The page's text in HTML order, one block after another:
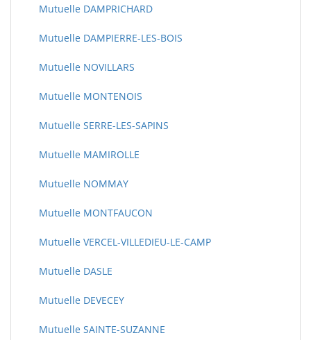
Mutuelle DAMPRICHARD
Mutuelle DAMPIERRE-LES-BOIS
Mutuelle NOVILLARS
Mutuelle MONTENOIS
Mutuelle SERRE-LES-SAPINS
Mutuelle MAMIROLLE
Mutuelle NOMMAY
Mutuelle MONTFAUCON
Mutuelle VERCEL-VILLEDIEU-LE-CAMP
Mutuelle DASLE
Mutuelle DEVECEY
Mutuelle SAINTE-SUZANNE